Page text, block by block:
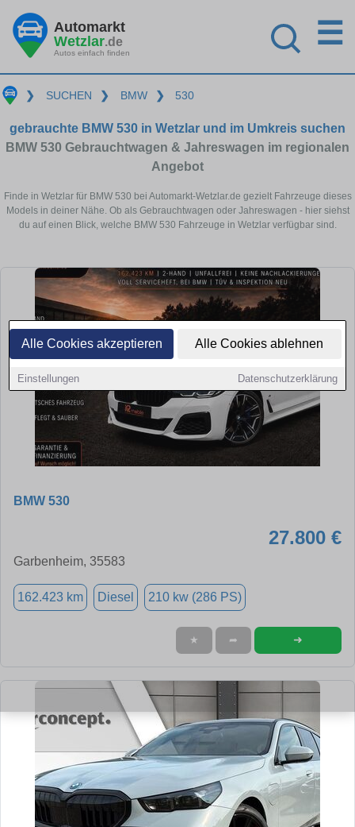
Alle Cookies akzeptieren Alle Cookies ablehnen
Einstellungen Datenschutzerklärung
Automarkt
Wetzlar.de
Autos einfach finden
☰
❯ SUCHEN ❯ BMW ❯ 530
gebrauchte BMW 530 in Wetzlar und im Umkreis suchen
BMW 530 Gebrauchtwagen & Jahreswagen im regionalen
Angebot
Finde in Wetzlar für BMW 530 bei Automarkt-Wetzlar.de gezielt Fahrzeuge dieses
Models in deiner Nähe. Ob als Gebrauchtwagen oder Jahreswagen - hier siehst
du auf einen Blick, welche BMW 530 Fahrzeuge in Wetzlar verfügbar sind.
BMW 530
27.800 €
Garbenheim, 35583
162.423 km Diesel 210 kw (286 PS)
★ ➦ ➜